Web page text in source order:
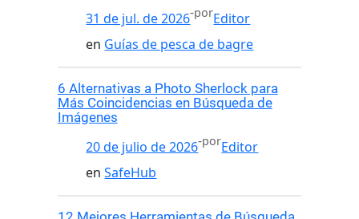
31 de jul. de 2026-porEditor
en Guías de pesca de bagre
6 Alternativas a Photo Sherlock para
Más Coincidencias en Búsqueda de
Imágenes
20 de julio de 2026-porEditor
enSafeHub